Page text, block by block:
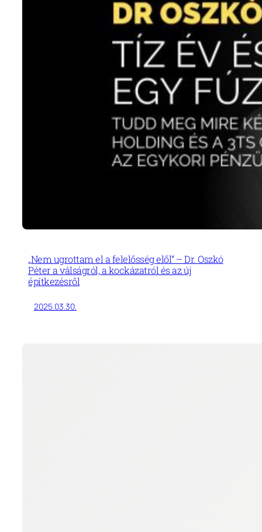
„Nem ugrottam el a felelősség elől” – Dr. Oszkó
Péter a válságról, a kockázatról és az új
építkezésről
2025.03.30.